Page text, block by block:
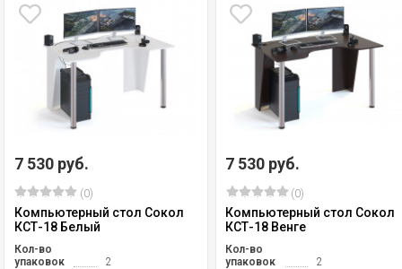
7 530 руб.
(0)
Компьютерный стол Сокол
КСТ-18 Белый
Кол-во
упаковок
2
7 530 руб.
(0)
Компьютерный стол Сокол
КСТ-18 Венге
Кол-во
упаковок
2